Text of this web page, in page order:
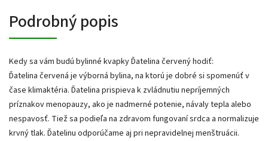
Podrobný popis
Kedy sa vám budú bylinné kvapky Ďatelina červený hodiť:
Ďatelina červená je výborná bylina, na ktorú je dobré si spomenúť v
čase klimaktéria. Ďatelina prispieva k zvládnutiu nepríjemných
príznakov menopauzy, ako je nadmerné potenie, návaly tepla alebo
nespavosť. Tiež sa podieľa na zdravom fungovaní srdca a normalizuje
krvný tlak. Ďatelinu odporúčame aj pri nepravidelnej menštruácii.